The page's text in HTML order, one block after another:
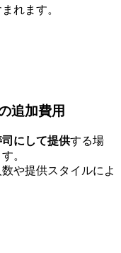
れます。
追加費用
にして提供する場
。
や提供スタイルによ